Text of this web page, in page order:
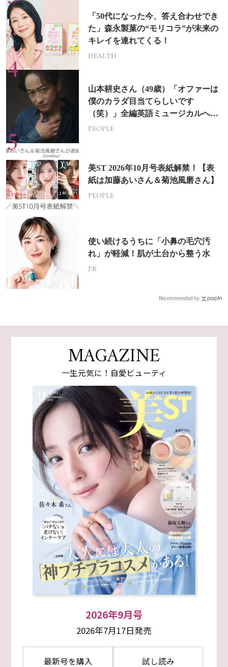
「50代になった今、答え合わせでき
た」森永製菓の“モリコラ”が未来の
キレイを連れてくる！
HEALTH
山本耕史さん（49歳）「オファーは
僕のカラダ目当てらしいです
（笑）」全編英語ミュージカルへの
挑戦
PEOPLE
美ST 2026年10月号表紙解禁！【表
紙は加藤あいさん＆菊池風磨さん】
PEOPLE
使い続けるうちに「小鼻の毛穴汚
れ」が軽減！肌が土台から整う水
PR
Recommended by
MAGAZINE
一生元気に！自愛ビューティ
2026年9月号
2026年7月17日発売
最新号を購入 試し読み